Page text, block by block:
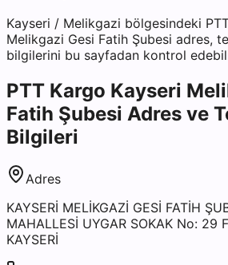
Kayseri / Melikgazi bölgesindeki
Melikgazi Gesi Fatih Şubesi adres,
bilgilerini bu sayfadan kontrol
PTT Kargo Kayseri
Fatih Şubesi Adres ve
Bilgileri
Adres
KAYSERİ MELİKGAZİ GESİ FATİH
MAHALLESİ UYGAR SOKAK No: 29
KAYSERİ